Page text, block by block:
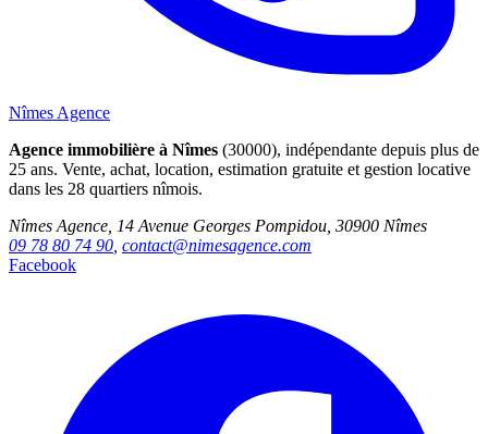
Nîmes Agence
Agence immobilière à Nîmes (30000), indépendante depuis plus de
25 ans. Vente, achat, location, estimation gratuite et gestion locative
dans les 28 quartiers nîmois.
Nîmes Agence, 14 Avenue Georges Pompidou, 30900 Nîmes
09 78 80 74 90 contact@nimesagence.com
Facebook